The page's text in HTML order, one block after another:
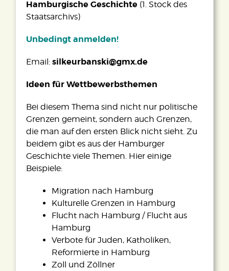
Hamburgische Geschichte (1. Stock des
Staatsarchivs)
Unbedingt anmelden!
Email: silkeurbanski@gmx.de
Ideen für Wettbewerbsthemen
Bei diesem Thema sind nicht nur politische
Grenzen gemeint, sondern auch Grenzen,
die man auf den ersten Blick nicht sieht. Zu
beidem gibt es aus der Hamburger
Geschichte viele Themen. Hier einige
Beispiele:
Migration nach Hamburg
Kulturelle Grenzen in Hamburg
Flucht nach Hamburg / Flucht aus
Hamburg
Verbote für Juden, Katholiken,
Reformierte in Hamburg
Zoll und Zöllner